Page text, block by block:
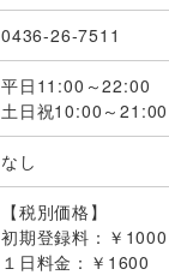
0436-26-7511
平日11:00～22:00
土日祝10:00～21:00
なし
【税別価格】
初期登録料：￥1000
１日料金：￥1600